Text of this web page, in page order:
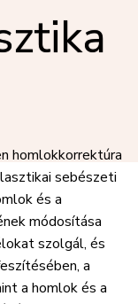
homlokkorrektúra
sebészeti
és a
módosítása
szolgál, és
a
a homlok és a